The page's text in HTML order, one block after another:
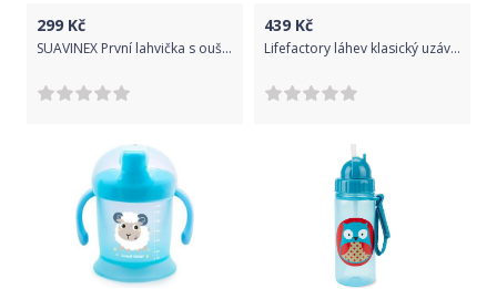
299 Kč
SUAVINEX První lahvička s oušky Booo Nerozlitná savička 150 ml (+4m) – modrá
439 Kč
Lifefactory láhev klasický uzávěr 350 ml cobalt blue